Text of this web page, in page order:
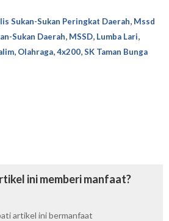
Sukan-Sukan Peringkat Daerah Mssd
Sukan Daerah MSSD Lumba Lari
Olahraga 4x200 SK Taman Bunga
ini memberi manfaat?
artikel ini bermanfaat